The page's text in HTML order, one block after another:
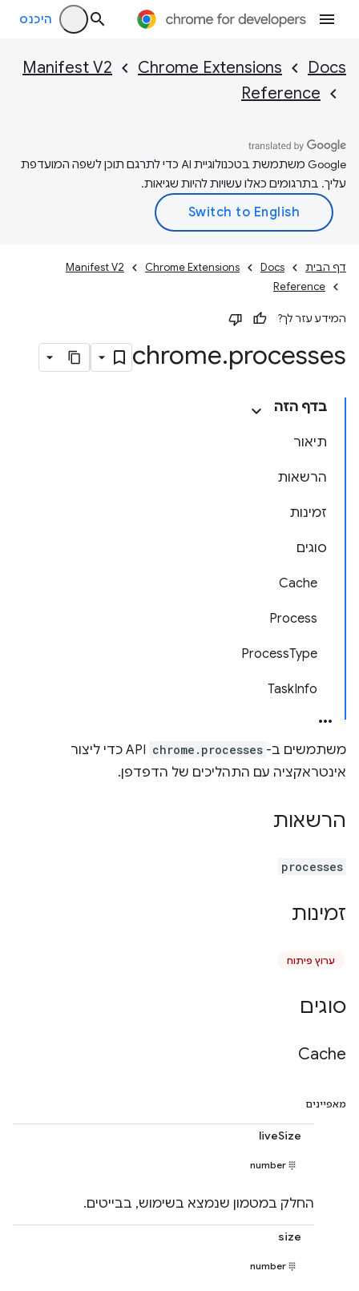
היכנס
Docs
Chrome Extensions
Manifest V2
Reference
‫Google משתמשת בטכנולוגיית AI כדי לתרגם תוכן לשפה המועדפת
עליך. בתרגומים כאלו עשויות להיות שגיאות.
דף הבית Docs
Chrome Extensions
Manifest V2
Reference
המידע עזר לך?
chrome.processes
בדף הזה
תיאור
הרשאות
זמינות
סוגים
Cache
Process
ProcessType
TaskInfo
משתמשים ב- chrome.processes
API כדי ליצור
אינטראקציה עם התהליכים של הדפדפן.
הרשאות
processes
זמינות
ערוץ פיתוח
סוגים
Cache
מאפיינים
liveSize
number
החלק במטמון שנמצא בשימוש, בבייטים.
size
number